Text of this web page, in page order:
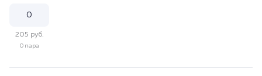
205 руб.
0 пара